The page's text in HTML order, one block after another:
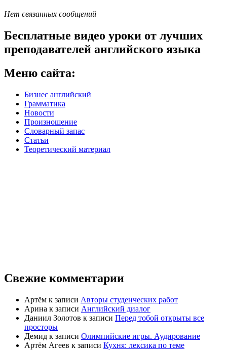
Нет связанных сообщений
Бесплатные видео уроки от лучших
преподавателей английского языка
Меню сайта:
Бизнес английский
Грамматика
Новости
Произношение
Словарный запас
Статьи
Теоретический материал
Свежие комментарии
Артём к записи Авторы студенческих работ
Арина к записи Английский диалог
Даниил Золотов к записи Перед тобой открыты все
просторы
Демид к записи Олимпийские игры. Аудирование
Артём Агеев к записи Кухня: лексика по теме